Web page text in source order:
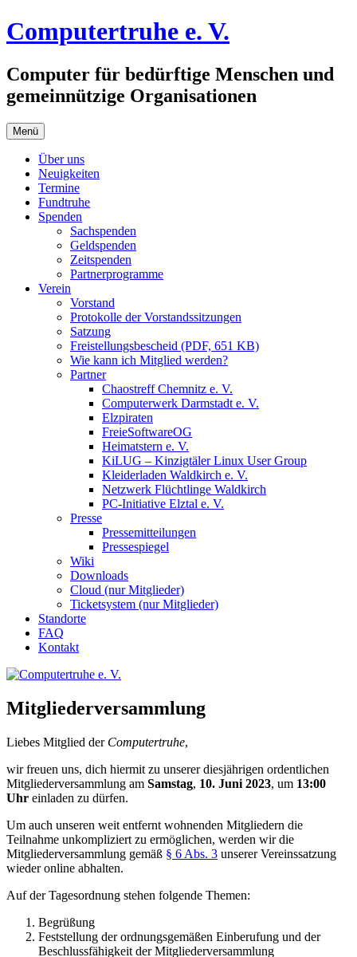
Zum
Inhalt
Computertruhe e. V.
Computer für bedürftige Menschen und
gemeinnützige Organisationen
Menü
Über uns
Neuigkeiten
Termine
Fundtruhe
Spenden
Sachspenden
Geldspenden
Zeitspenden
Partnerprogramme
Verein
Vorstand
Protokolle der Vorstandssitzungen
Satzung
Freistellungsbescheid (PDF, 651 KB)
Wie kann ich Mitglied werden?
Partner
Chaostreff Chemnitz e. V.
Computerwerk Darmstadt e. V.
Elzpiraten
FreieSoftwareOG
Heimatstern e. V.
KiLUG – Kinzigtäler Linux User Group
Kleiderladen Waldkirch e. V.
Netzwerk Flüchtlinge Waldkirch
PC-Initiative Elztal e. V.
Presse
Pressemitteilungen
Pressespiegel
Wiki
Downloads
Cloud (nur Mitglieder)
Ticketsystem (nur Mitglieder)
Standorte
FAQ
Kontakt
Mitgliederversammlung
Liebes Mitglied der Computertruhe,
wir freuen uns, dich hiermit zu unserer diesjährigen ordentlichen
Mitgliederversammlung am Samstag, 10. Juni 2023, um 13:00
Uhr einladen zu dürfen.
Um auch unseren weit entfernt wohnenden Mitgliedern die
Teilnahme unkompliziert zu ermöglichen, werden wir die
Mitgliederversammlung gemäß § 6 Abs. 3 unserer Vereinssatzung
wieder online abhalten.
Auf der Tagesordnung stehen folgende Themen:
Begrüßung
Feststellung der ordnungsgemäßen Einberufung und der
Beschlussfähigkeit der Mitgliederversammlung